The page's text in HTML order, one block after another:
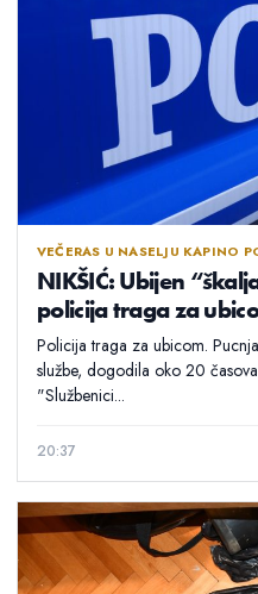
VEČERAS U NASELJU KAPINO
NIKŠIĆ: Ubijen
policija traga za
Policija traga za ubicom.
službe, dogodila oko 20
"Službenici...
20:37